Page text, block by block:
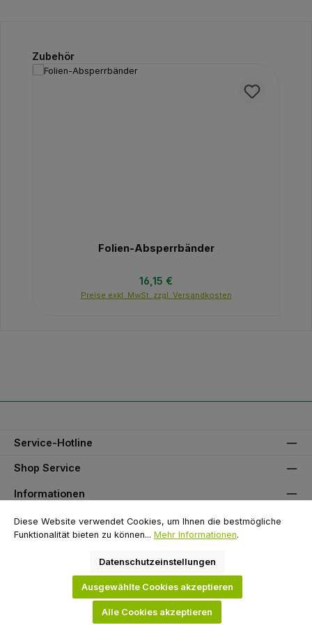
Produktgalerie überspringen
Zubehör
Folien-Absperrbänder
Regulärer Preis:
16,15 €
Preise exkl. MwSt. zzgl. Versandkosten
Service-Hotline
Shop Service
Informationen
Unser Partner
Alle Preise exkl. gesetzl. Mehrwertsteuer zzgl.Versandkosten
Diese Website verwendet Cookies, um Ihnen die bestmögliche
Funktionalität bieten zu können... Mehr Informationen.
Datenschutzeinstellungen
Ausgewählte Cookies akzeptieren
Alle Cookies akzeptieren